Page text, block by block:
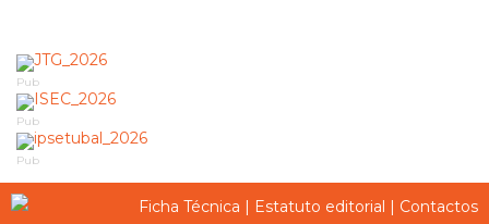
Pub
Pub
Pub
Ficha Técnica | Estatuto editorial | Contactos